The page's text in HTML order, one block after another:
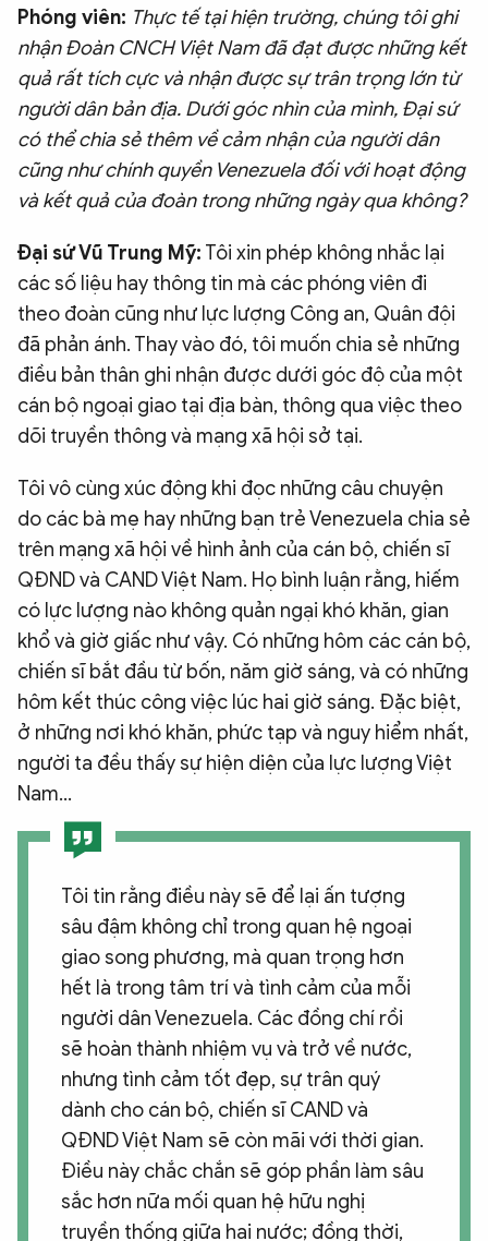
Phóng viên: Thực tế tại hiện trường, chúng tôi ghi
nhận Đoàn CNCH Việt Nam đã đạt được những kết
quả rất tích cực và nhận được sự trân trọng lớn từ
người dân bản địa. Dưới góc nhìn của mình, Đại sứ
có thể chia sẻ thêm về cảm nhận của người dân
cũng như chính quyền Venezuela đối với hoạt động
và kết quả của đoàn trong những ngày qua không?
Đại sứ Vũ Trung Mỹ: Tôi xin phép không nhắc lại
các số liệu hay thông tin mà các phóng viên đi
theo đoàn cũng như lực lượng Công an, Quân đội
đã phản ánh. Thay vào đó, tôi muốn chia sẻ những
điều bản thân ghi nhận được dưới góc độ của một
cán bộ ngoại giao tại địa bàn, thông qua việc theo
dõi truyền thông và mạng xã hội sở tại.
Tôi vô cùng xúc động khi đọc những câu chuyện
do các bà mẹ hay những bạn trẻ Venezuela chia sẻ
trên mạng xã hội về hình ảnh của cán bộ, chiến sĩ
QĐND và CAND Việt Nam. Họ bình luận rằng, hiếm
có lực lượng nào không quản ngại khó khăn, gian
khổ và giờ giấc như vậy. Có những hôm các cán bộ,
chiến sĩ bắt đầu từ bốn, năm giờ sáng, và có những
hôm kết thúc công việc lúc hai giờ sáng. Đặc biệt,
ở những nơi khó khăn, phức tạp và nguy hiểm nhất,
người ta đều thấy sự hiện diện của lực lượng Việt
Nam...
Tôi tin rằng điều này sẽ để lại ấn tượng
sâu đậm không chỉ trong quan hệ ngoại
giao song phương, mà quan trọng hơn
hết là trong tâm trí và tình cảm của mỗi
người dân Venezuela. Các đồng chí rồi
sẽ hoàn thành nhiệm vụ và trở về nước,
nhưng tình cảm tốt đẹp, sự trân quý
dành cho cán bộ, chiến sĩ CAND và
QĐND Việt Nam sẽ còn mãi với thời gian.
Điều này chắc chắn sẽ góp phần làm sâu
sắc hơn nữa mối quan hệ hữu nghị
truyền thống giữa hai nước; đồng thời,